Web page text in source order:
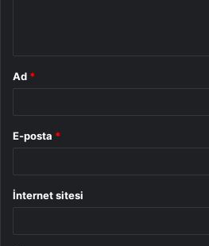
Ad *
E-posta *
İnternet sitesi